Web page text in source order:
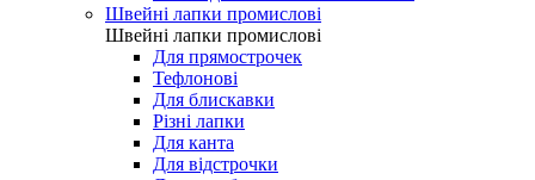
Швейні лапки промислові
Швейні лапки промислові
Для прямострочек
Тефлонові
Для блискавки
Різні лапки
Для канта
Для відстрочки